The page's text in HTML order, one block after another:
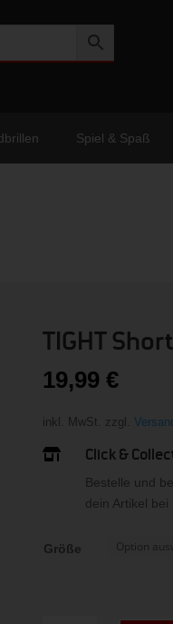
Spiel & Spaß
TIGHT
19,99 €
inkl. MwSt. zzgl.
 Click &
Bestelle und
dein Artikel
Größe